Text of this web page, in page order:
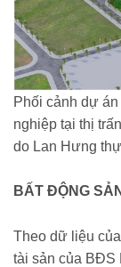
Phối cảnh dự
nghiệp tại thị
do Lan Hưng
BẤT ĐỘNG
Theo dữ liệu
tài sản của BĐS